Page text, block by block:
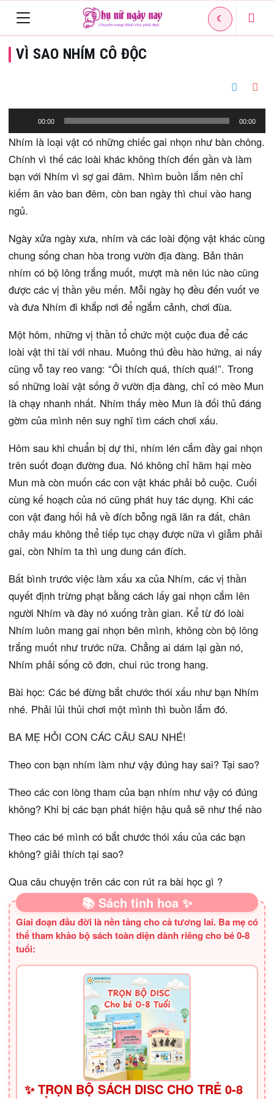
navigation
☾
VÌ SAO NHÍM CÔ ĐỘC
phát
âm
thanh
00:00 00:00
Nhím là loại vật có những chiếc gai nhọn như bàn chông.
Chính vì thế các loài khác không thích đến gần và làm
bạn với Nhím vì sợ gai đâm. Nhìm buồn lắm nên chỉ
kiếm ăn vào ban đêm, còn ban ngày thì chui vào hang
ngủ.
Ngày xửa ngày xưa, nhím và các loài động vật khác cùng
chung sống chan hòa trong vườn địa đàng. Bản thân
nhím có bộ lông trắng muốt, mượt mà nên lúc nào cũng
được các vị thần yêu mến. Mỗi ngày họ đều đến vuốt ve
và đưa Nhím đi khắp nơi để ngắm cảnh, chơi đùa.
Một hôm, những vị thần tổ chức một cuộc đua để các
loài vật thi tài với nhau. Muông thú đều hào hứng, ai nấy
cũng vỗ tay reo vang: “Ôi thích quá, thích quá!”. Trong
số những loài vật sống ở vườn địa đàng, chỉ có mèo Mun
là chạy nhanh nhất. Nhím thấy mèo Mun là đối thủ đáng
gờm của mình nên suy nghĩ tìm cách chơi xấu.
Hôm sau khi chuẩn bị dự thi, nhím lén cắm đầy gai nhọn
trên suốt đoạn đường đua. Nó không chỉ hãm hại mèo
Mun mà còn muốn các con vật khác phải bỏ cuộc. Cuối
cùng kế hoạch của nó cũng phát huy tác dụng. Khi các
con vật đang hối hả về đích bỗng ngã lăn ra đất, chân
chảy máu không thể tiếp tục chạy được nữa vì giẫm phải
gai, còn Nhím ta thì ung dung cán đích.
Bất bình trước việc làm xấu xa của Nhím, các vị thần
quyết định trừng phạt bằng cách lấy gai nhọn cắm lên
người Nhím và đày nó xuống trần gian. Kể từ đó loài
Nhím luôn mang gai nhọn bên mình, không còn bộ lông
trắng muốt như trước nữa. Chẳng ai dám lại gần nó,
Nhím phải sống cô đơn, chui rúc trong hang.
Bài học: Các bé đừng bắt chước thói xấu như bạn Nhím
nhé. Phải lủi thủi chơi một mình thì buồn lắm đó.
BA MẸ HỎI CON CÁC CÂU SAU NHÉ!
Theo con bạn nhím làm như vậy đúng hay sai? Tại sao?
Theo các con lòng tham của bạn nhím như vậy có đúng
không? Khi bị các bạn phát hiện hậu quả sẽ như thế nào
Theo các bé mình có bắt chước thói xấu của các bạn
không? giải thích tại sao?
Qua câu chuyện trên các con rút ra bài học gì ?
📚 Sách tinh hoa ✨
Giai đoạn đầu đời là nền tảng cho cả tương lai. Ba mẹ có
thể tham khảo bộ sách toàn diện dành riêng cho bé 0-8
tuổi:
✨ TRỌN BỘ SÁCH DISC CHO TRẺ 0-8